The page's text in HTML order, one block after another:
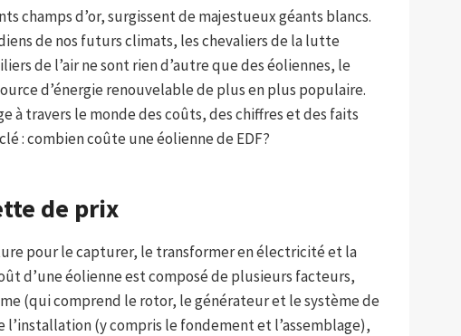
champs d’or, surgissent de majestueux géants blancs.
de nos futurs climats, les chevaliers de la lutte
de l’air ne sont rien d’autre que des éoliennes, le
d’énergie renouvelable de plus en plus populaire.
à travers le monde des coûts, des chiffres et des faits
: combien coûte une éolienne de EDF?
de prix
pour le capturer, le transformer en électricité et la
d’une éolienne est composé de plusieurs facteurs,
(qui comprend le rotor, le générateur et le système de
(y compris le fondement et l’assemblage),